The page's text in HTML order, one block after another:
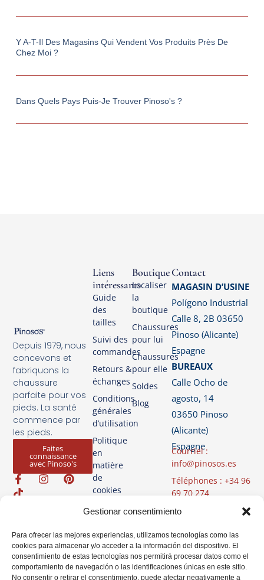
Gestionar consentimiento
Para ofrecer las mejores experiencias, utilizamos tecnologías como las
cookies para almacenar y/o acceder a la información del dispositivo. El
consentimiento de estas tecnologías nos permitirá procesar datos como el
comportamiento de navegación o las identificaciones únicas en este sitio.
No consentir o retirar el consentimiento, puede afectar negativamente a
Y A-T-Il Des Magasins Qui Vendent Vos Produits Près De
Chez Moi ?
Dans Quels Pays Puis-Je Trouver Pinoso's ?
Depuis 1979, nous
concevons et
fabriquons la
chaussure
parfaite pour vos
pieds. La santé
commence par
les pieds.
Faites
connaissance
avec Pinoso's
Boutique
Localiser
la
boutique
Chaussures
pour lui
Chaussures
pour elle
Soldes
Blog
Liens
intéressants
Guide
des
tailles
Suivi des
commandes
Retours &
échanges
Conditions
générales
d’utilisation
Politique
en
matière
de
cookies
Politique de
Avis Légal
Contact
MAGASIN D’USINE
Polígono Industrial
Calle 8, 2B 03650
Pinoso (Alicante)
Espagne
BUREAUX
Calle Ocho de
agosto, 14
03650 Pinoso
(Alicante)
Espagne
Courriel :
info@pinosos.es
Téléphones : +34 96
69 70 274
(Whatsapp)
Heures d'ouverture
: du lundi au
vendredi de 07h00
à 14h00